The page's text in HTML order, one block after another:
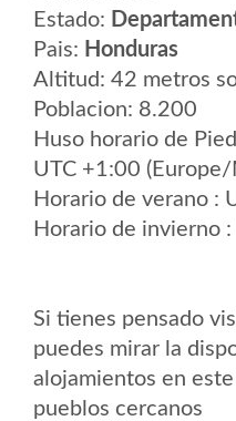
Estado:
Pais: Honduras
Altitud: 42 metros
Poblacion: 8.200
Huso horario de
UTC +1:00
Horario de verano :
Horario de invierno
Si tienes pensado
puedes mirar la
alojamientos en
pueblos cercanos